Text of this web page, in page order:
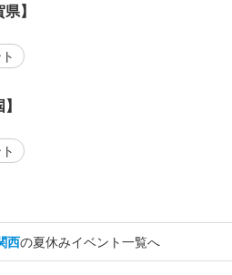
】
西の夏休みイベント一覧へ